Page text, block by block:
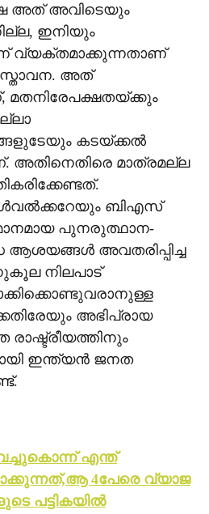
അത് അവിടെയും
ഇനിയും
വ്യക്തമാക്കുന്നതാണ്
അത്
മതനിരേപക്ഷതയ്ക്കും
കടയ്ക്കല്‍
അതിനെതിരെ മാത്രമല്ല
ബിഎസ്
പുനരുത്ഥാന-
ആശയങ്ങള്‍ അവതരിപ്പിച്ച
നിലപാട്
അഭിപ്രായ
ഇന്ത്യന്‍ ജനത
എന്ത്
4പേരെ വ്യാജ
പട്ടികയില്‍